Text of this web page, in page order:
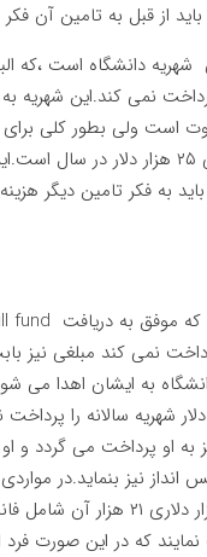
از قبل به تامین آن فکر
دانشگاه است ،که
نمی کند.این شهریه
است ولی بطور کلی
دکترا در حدود ۲۰ الی ۲۵ هزار دلار
به فکر تامین دیگر
نمی کند مبلغی نیز
به ایشان اهدا می
فرد ۲۵ هزار دلار شهریه سالانه را
دلار نیز به او پرداخت می گردد
نیز بنماید.در